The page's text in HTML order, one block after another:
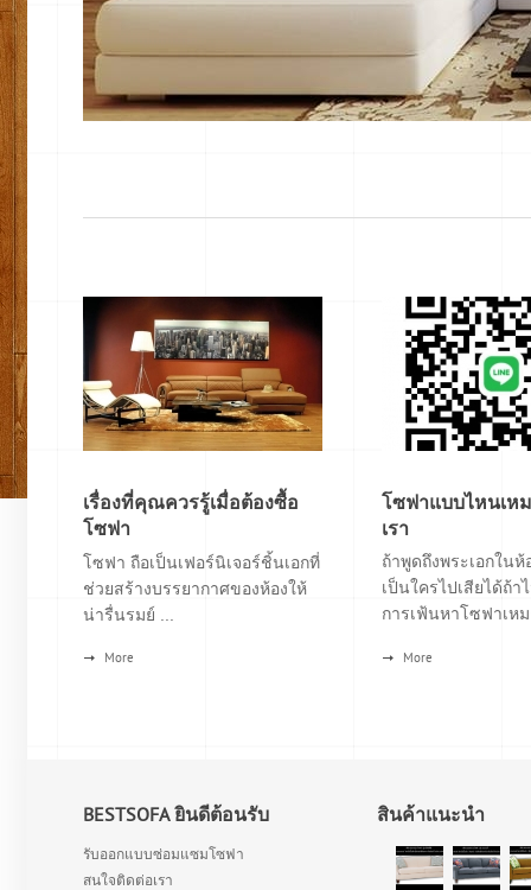
เรื่องที่คุณควรรู้เมื่อต้องซื้อ
โซฟา
โซฟา ถือเป็นเฟอร์นิเจอร์ชิ้นเอกที่
ช่วยสร้างบรรยากาศของห้องให้
น่ารื่นรมย์ ...
More
โซฟาแบบไหนเห
เรา
ถ้าพูดถึงพระเอกในห้
เป็นใครไปเสียได้ถ้า
การเฟ้นหาโซฟาเหม
More
BESTSOFA ยินดีต้อนรับ
รับออกแบบซ่อมแซมโซฟา
สนใจติดต่อเรา
สินค้าแนะนำ